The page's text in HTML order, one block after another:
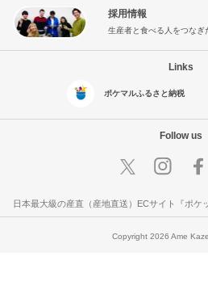
採用情報
生産者と食べる人をつなぎ
Links
ポケマルふるさと納税
Follow us
日本最大級の産直（産地直送）ECサイト『ポケ
Copyright 2026 Ame